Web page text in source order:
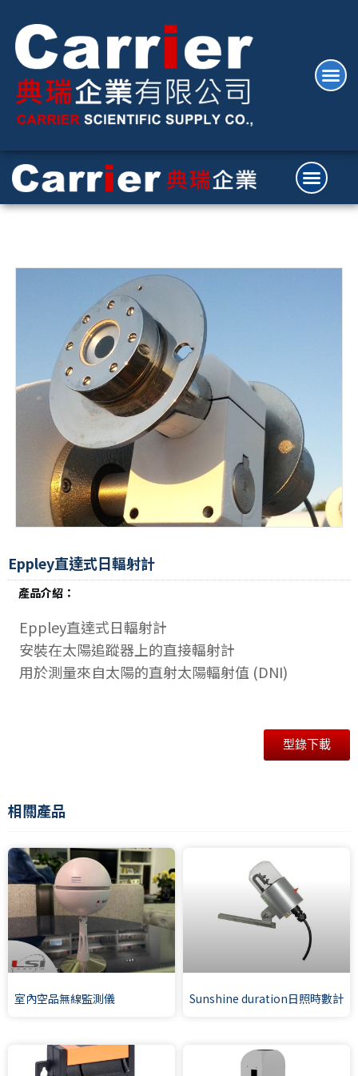
Eppley直達式日輻射計
產品介紹：
Eppley直達式日輻射計
安裝在太陽追蹤器上的直接輻射計
用於測量來自太陽的直射太陽輻射值 (DNI)
型錄下載
相關產品
室內空品無線監測儀 Sunshine duration日照時數計